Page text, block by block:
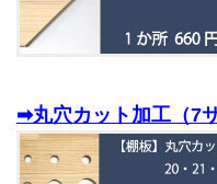
➡丸穴カット加工（7